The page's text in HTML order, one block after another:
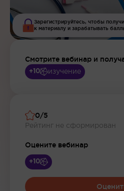
Зарегистрируйтесь, чтобы
к материалу и зарабатывать
Смотрите вебинар и
+10 изучение
0/5
Рейтинг не сформирован
Оцените вебинар
+10